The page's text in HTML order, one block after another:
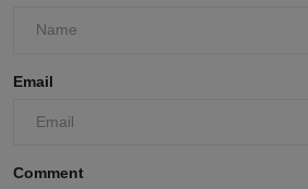
Email
Comment